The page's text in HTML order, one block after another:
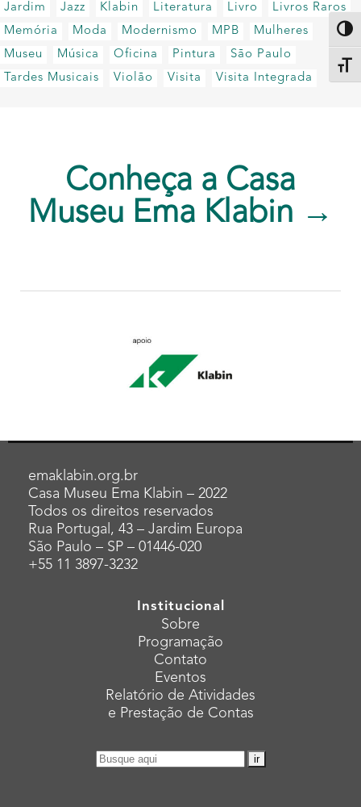
Jardim
Jazz Klabin Literatura Livro
Livros Raros
Memória
Moda Modernismo MPB
Mulheres
Museu
Música Oficina Pintura
São Paulo
Tardes Musicais
Violão Visita Visita Integrada
Conheça a Casa
Museu Ema Klabin →
emaklabin.org.br
Casa Museu Ema Klabin – 2022
Todos os direitos reservados
Rua Portugal, 43 – Jardim Europa
São Paulo – SP – 01446-020
+55 11 3897-3232
Institucional
Sobre
Programação
Contato
Eventos
Relatório de Atividades
e Prestação de Contas